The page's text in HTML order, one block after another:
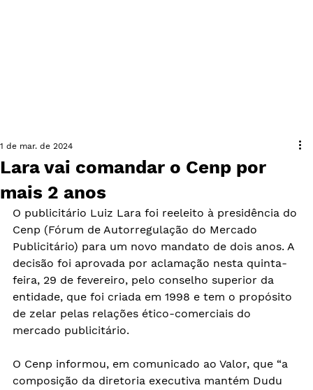
Lara vai comandar o Cenp por
mais 2 anos
1 de mar. de 2024
O publicitário Luiz Lara foi reeleito à presidência do
Cenp (Fórum de Autorregulação do Mercado
Publicitário) para um novo mandato de dois anos. A
decisão foi aprovada por aclamação nesta quinta-
feira, 29 de fevereiro, pelo conselho superior da
entidade, que foi criada em 1998 e tem o propósito
de zelar pelas relações ético-comerciais do
mercado publicitário.
O Cenp informou, em comunicado ao Valor, que “a
composição da diretoria executiva mantém Dudu